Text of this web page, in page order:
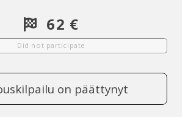
62 €
Did not participate
on päättynyt